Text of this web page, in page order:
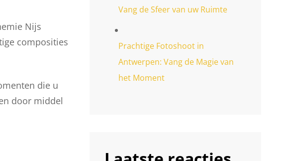
Nijs
composities
die u
door middel
Vang de Sfeer van uw Ruimte
Prachtige Fotoshoot in
Antwerpen: Vang de Magie van
het Moment